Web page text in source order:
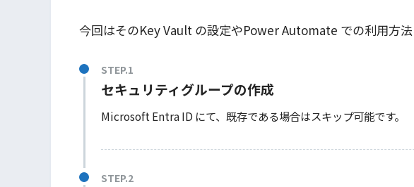
今回はそのKey Vault の設定やPower Automate での利用方法
セキュリティグループの作成
Microsoft Entra ID にて、既存である場合はスキップ可能です。